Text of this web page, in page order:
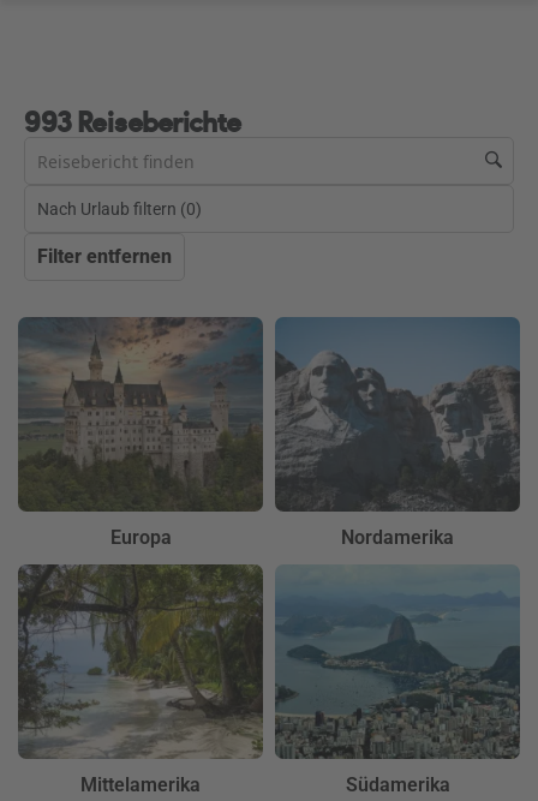
993 Reiseberichte
Nach Urlaub filtern (0)
Filter entfernen
Europa Nordamerika
Mittelamerika Südamerika